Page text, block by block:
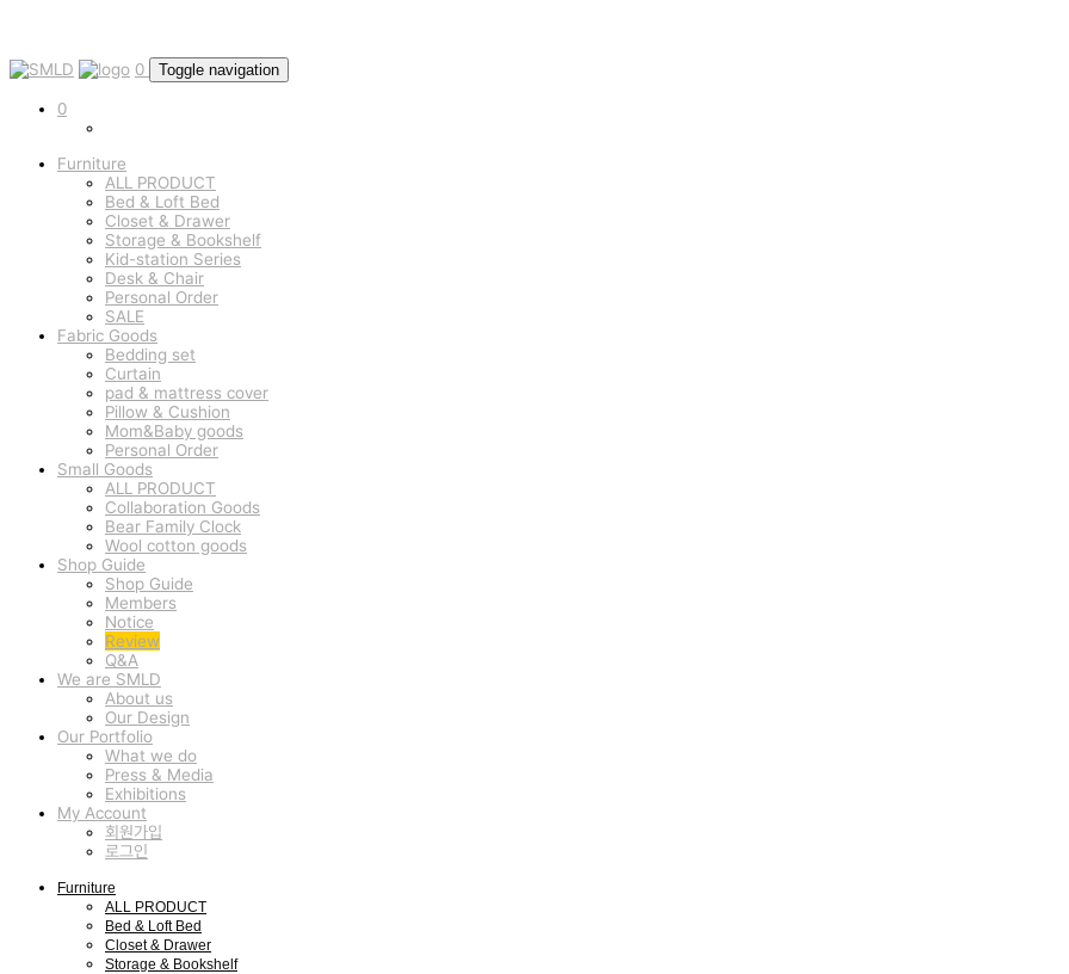
0 Toggle navigation
0
Furniture
ALL PRODUCT
Bed & Loft Bed
Closet & Drawer
Storage & Bookshelf
Kid-station Series
Desk & Chair
Personal Order
SALE
Fabric Goods
Bedding set
Curtain
pad & mattress cover
Pillow & Cushion
Mom&Baby goods
Personal Order
Small Goods
ALL PRODUCT
Collaboration Goods
Bear Family Clock
Wool cotton goods
Shop Guide
Shop Guide
Members
Notice
Review
Q&A
We are SMLD
About us
Our Design
Our Portfolio
What we do
Press & Media
Exhibitions
My Account
회원가입
로그인
Furniture
ALL PRODUCT
Bed & Loft Bed
Closet & Drawer
Storage & Bookshelf